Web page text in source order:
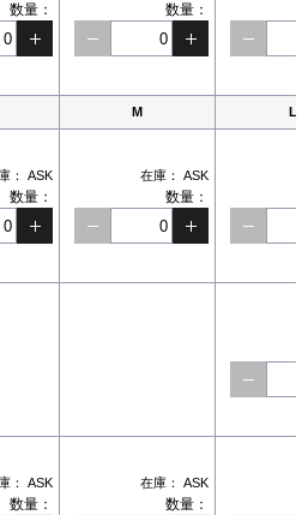
数量： 数量：
M L
： ASK
数量：
在庫： ASK
数量：
： ASK
数量：
在庫： ASK
数量：